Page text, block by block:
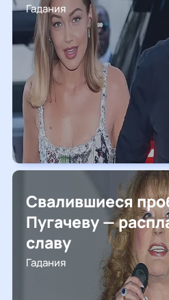
Гадания
Свалившиеся
Пугачеву —
славу
Гадания